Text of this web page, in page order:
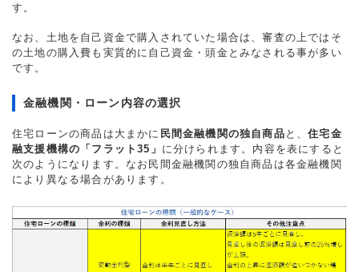
す。
なお、土地を自己資金で購入されていた場合は、審査の上ではそ
の土地の購入費も実質的に自己資金・頭金とみなされる事が多い
です。
金融機関・ローン内容の選択
住宅ローンの商品は大まかに 民間金融機関の独自商品 と、住宅金
融支援機構の「フラット35」 に分けられます。内容を表にすると
次のようになります。なお民間金融機関の独自商品は各金融機関
により異なる場合があります。